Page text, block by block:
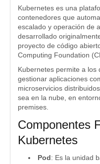
Kubernetes es una
contenedores que
escalado y operación de
desarrollado
proyecto de código
Computing Foundation
Kubernetes permite a
gestionar aplicaciones
microservicios
sea en la nube, en
premises.
Componentes
Kubernetes
Pod: Es la unidad